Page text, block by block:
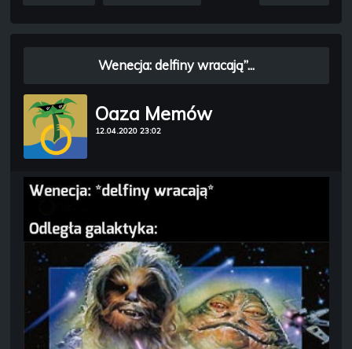
Oaza Memów
12.04.2020 23:02
Wenecja: delfiny wracają”...